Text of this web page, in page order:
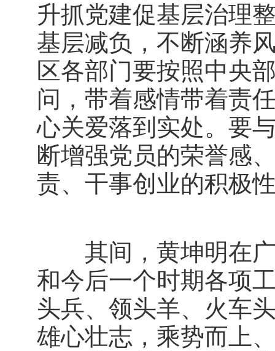
升抓党建促基层治理
基层减负，不断涵养
区各部门要按照中央
问，带着感情带着责
心关爱落到实处。要
断增强党员的荣誉感
责、干事创业的积极
其间，黄坤明在广
和今后一个时期各项
头兵、领头羊、火车
雄心壮志，乘势而上